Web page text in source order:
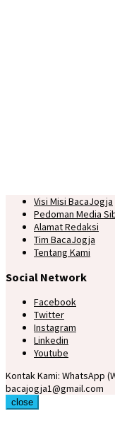
Visi Misi BacaJogja
Pedoman Media
Alamat Redaksi
Tim BacaJogja
Tentang Kami
Social Network
Facebook
Twitter
Instagram
Linkedin
Youtube
Kontak Kami: WhatsApp
bacajogja1@gmail.com
close